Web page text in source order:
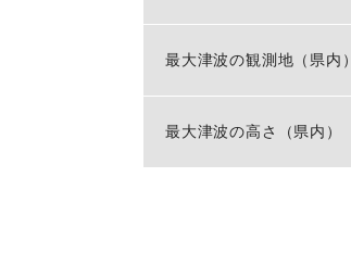
最大津波の観測地（県内）
最大津波の高さ（県内）